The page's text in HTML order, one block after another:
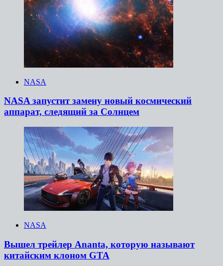
NASA
NASA запустит замену новый космический
аппарат, следящий за Солнцем
NASA
Вышел трейлер Ananta, которую называют
китайским клоном GTA